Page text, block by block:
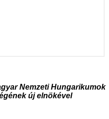
Nemzeti Hungarikumok
új elnökével